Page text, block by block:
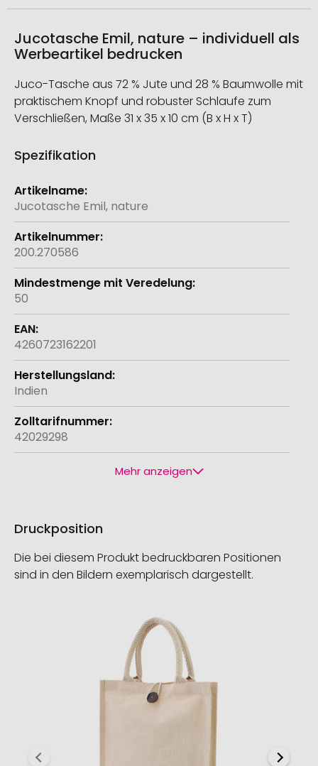
Jucotasche Emil, nature – individuell als
Werbeartikel bedrucken
Juco-Tasche aus 72 % Jute und 28 % Baumwolle mit
praktischem Knopf und robuster Schlaufe zum
Verschließen, Maße 31 x 35 x 10 cm (B x H x T)
Spezifikation
Weitere
Informationen
Jucotasche Emil, nature
200.270586
50
4260723162201
Indien
42029298
Mehr anzeigen
Druckposition
Die bei diesem Produkt bedruckbaren Positionen
sind in den Bildern exemplarisch dargestellt.